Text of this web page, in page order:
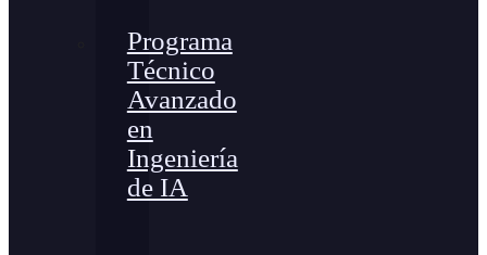
Programa
Técnico
Avanzado
en
Ingeniería
de IA